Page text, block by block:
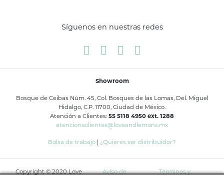
Síguenos en nuestras redes
Showroom
Bosque de Ceibas Núm. 45, Col. Bosques de las Lomas, Del. Miguel
Hidalgo, C.P. 11700, Ciudad de México.
Atención a Clientes: 55 5118 4950 ext. 1288
atencionaclientes@loveandlemons.mx
Bolsa de trabajo ¿Quieres ser distribuidor?
Copyright © 2020 Love Aviso de Términos y